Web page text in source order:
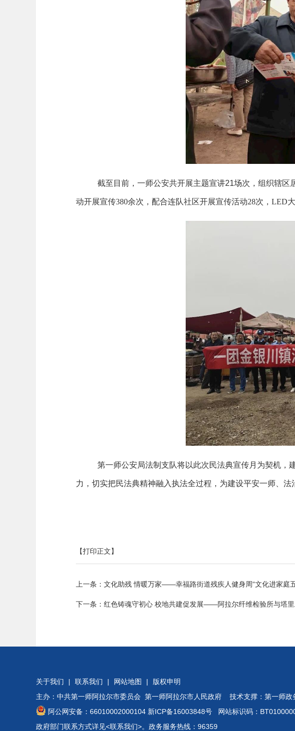
截至目前，一师公安共开展主题宣讲21场次，组织辖区
动开展宣传380余次，配合连队社区开展宣传活动28次， LED
第一师公安局法制支队将以此次民法典宣传月为契机，
力，切实把民法典精神融入执法全过程，为建设平安一师、法
【打印正文】
上一条： 文化助残 情暖万家——幸福路街道残疾人健身周“文化进家庭
下一条： 红色铸魂守初心 校地共建促发展——阿拉尔纤维检验所与塔
关于我们 | 联系我们 | 网站地图 |
版权申明
主办：中共第一师阿拉尔市委员会 第一师阿拉尔市人民政府 技术支撑：第一师政
阿公网安备：66010002000104 新ICP备16003848号 网站标识码：
政府部门联系方式详见<联系我们>。政务服务热线：96359